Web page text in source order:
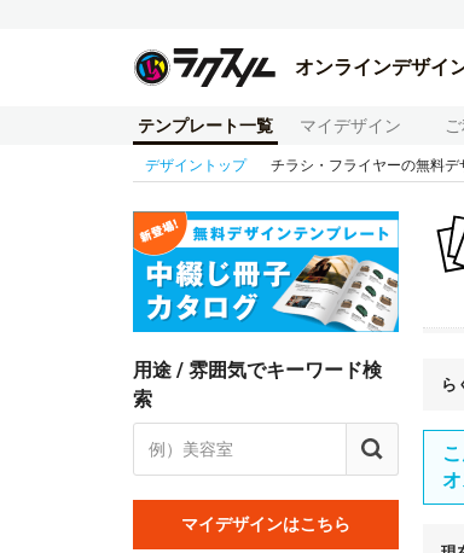
オンラインデザイ
テンプレート一覧 マイデザイン
デザイントップ チラシ・フライヤーの無料
用途 / 雰囲気でキーワード検
索
マイデザインはこちら
ら